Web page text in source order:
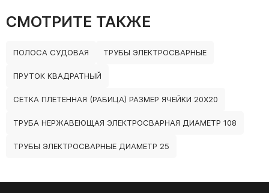
СМОТРИТЕ ТАКЖЕ
ПОЛОСА СУДОВАЯ ТРУБЫ ЭЛЕКТРОСВАРНЫЕ
ПРУТОК КВАДРАТНЫЙ
СЕТКА ПЛЕТЕННАЯ (РАБИЦА) РАЗМЕР ЯЧЕЙКИ 20Х20
ТРУБА НЕРЖАВЕЮЩАЯ ЭЛЕКТРОСВАРНАЯ ДИАМЕТР 108
ТРУБЫ ЭЛЕКТРОСВАРНЫЕ ДИАМЕТР 25